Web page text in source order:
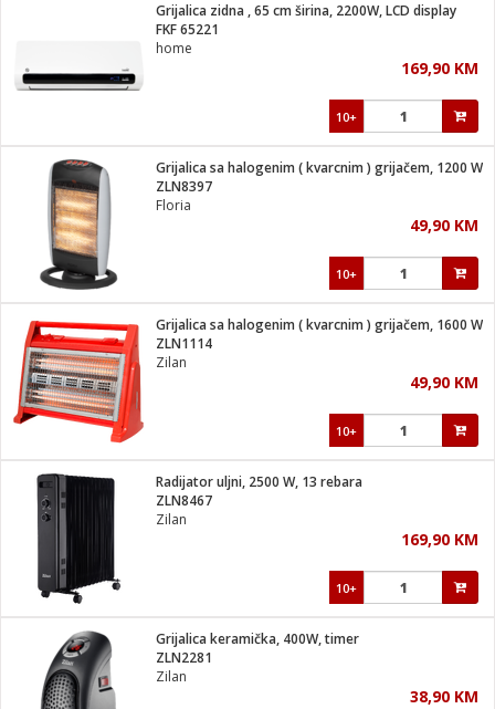
Grijalica zidna , 65 cm širina, 2200W, LCD display
FKF 65221
home
169,90 KM
10+
Grijalica sa halogenim ( kvarcnim ) grijačem, 1200 W
ZLN8397
Floria
49,90 KM
10+
Grijalica sa halogenim ( kvarcnim ) grijačem, 1600 W
ZLN1114
Zilan
49,90 KM
10+
Radijator uljni, 2500 W, 13 rebara
ZLN8467
Zilan
169,90 KM
10+
Grijalica keramička, 400W, timer
ZLN2281
Zilan
38,90 KM